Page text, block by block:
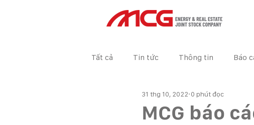
Tất cả Tin tức Thông tin Báo
Tin tức Dự án BÁO CÁO TÀI CHÍNH
MCG báo
31 thg 10, 2022 0 phút đọc